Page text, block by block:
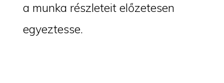
a munka részleteit előzetesen
egyeztesse.